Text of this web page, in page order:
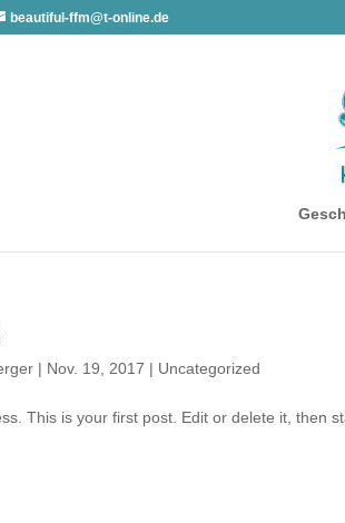
beautiful-ffm@t-online.de
| Nov. 19, 2017 | Uncategorized
This is your first post. Edit or delete it, then